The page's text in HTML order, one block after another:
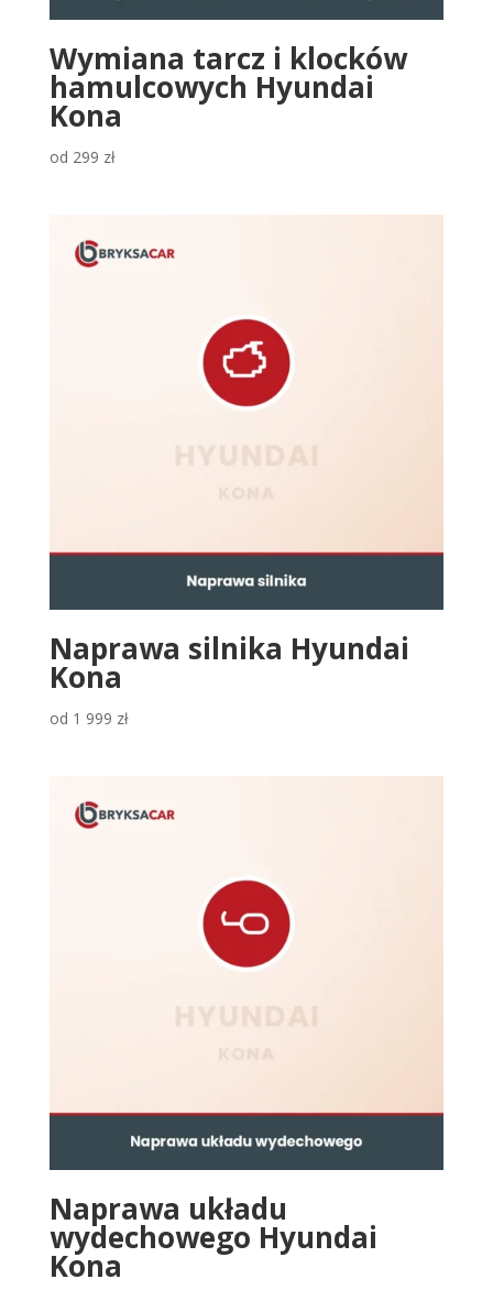
Wymiana tarcz i klocków
hamulcowych Hyundai
Kona
od 299 zł
Naprawa silnika Hyundai
Kona
od 1 999 zł
Naprawa układu
wydechowego Hyundai
Kona